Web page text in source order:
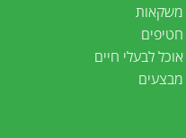
משקאות
חטיפים
אוכל לבעלי חיים
מבצעים